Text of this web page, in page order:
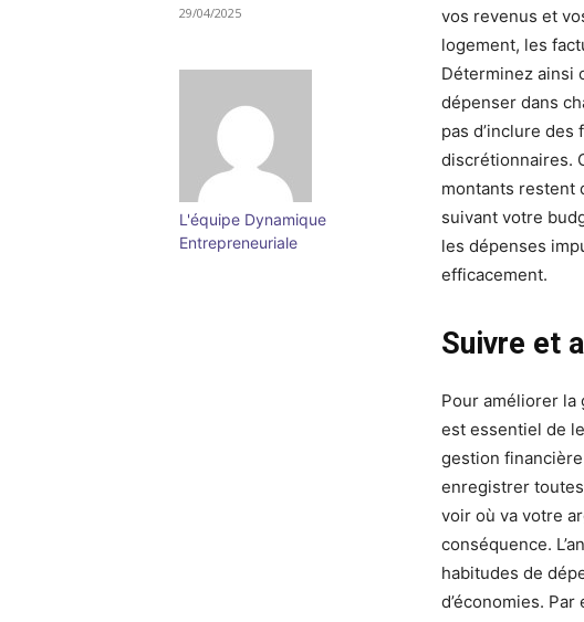
29/04/2025
L'équipe Dynamique
Entrepreneuriale
vos revenus et
logement, les
Déterminez ainsi
dépenser dans
pas d’inclure
discrétionnaires.
montants restent
suivant votre
les dépenses
efficacement.
Suivre et
Pour améliorer la
est essentiel de
gestion
enregistrer
voir où va votre
conséquence.
habitudes de
d’économies.